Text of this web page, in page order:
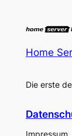
Home
Die erste